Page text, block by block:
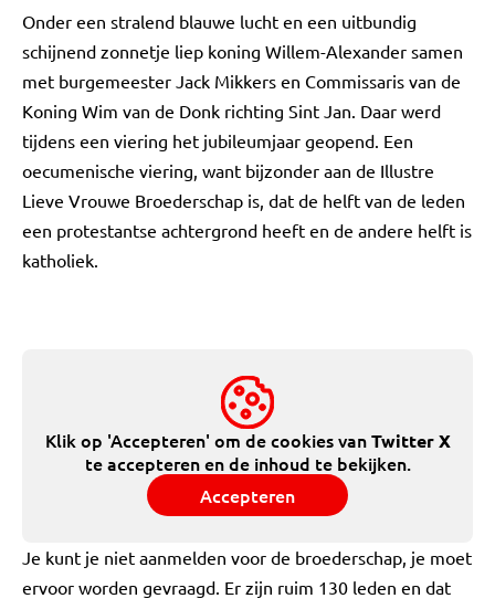
Onder een stralend blauwe lucht en een uitbundig
schijnend zonnetje liep koning Willem-Alexander samen
met burgemeester Jack Mikkers en Commissaris van de
Koning Wim van de Donk richting Sint Jan. Daar werd
tijdens een viering het jubileumjaar geopend. Een
oecumenische viering, want bijzonder aan de Illustre
Lieve Vrouwe Broederschap is, dat de helft van de leden
een protestantse achtergrond heeft en de andere helft is
katholiek.
Klik op 'Accepteren' om de cookies vanTwitter X
te accepteren en de inhoud te bekijken.
Accepteren
Je kunt je niet aanmelden voor de broederschap, je moet
ervoor worden gevraagd. Er zijn ruim 130 leden en dat